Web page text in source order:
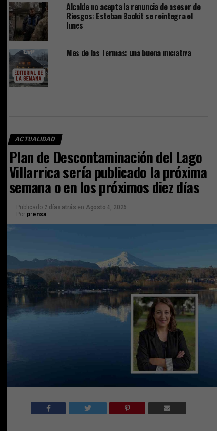
Alcalde no acepta la renuncia de asesor de
Riesgos: Esteban Backit se reintegra el
lunes
Mes de las Termas: una buena iniciativa
ACTUALIDAD
Plan de Descontaminación del Lago
Villarrica sería publicado la próxima
semana o en los próximos diez días
Publicado 2 días atrás en Agosto 4, 2026
Por prensa